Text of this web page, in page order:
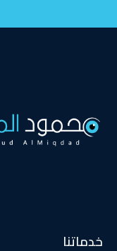
خدماتنا